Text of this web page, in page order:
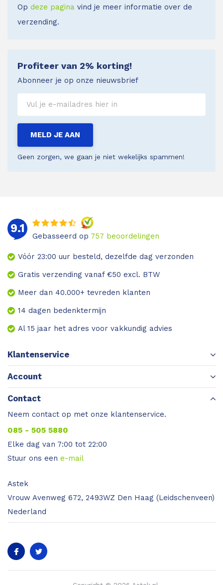
Op deze pagina vind je meer informatie over de
verzending.
Profiteer van 2% korting!
Abonneer je op onze nieuwsbrief
Geen zorgen, we gaan je niet wekelijks spammen!
MELD JE AAN
9.1
Gebasseerd op 757 beoordelingen
Vóór 23:00 uur besteld, dezelfde dag verzonden
Gratis verzending vanaf €50 excl. BTW
Meer dan 40.000+ tevreden klanten
14 dagen bedenktermijn
Al 15 jaar het adres voor vakkundig advies
Klantenservice
Account
Contact
Neem contact op met onze klantenservice.
085 - 505 5880
Elke dag van 7:00 tot 22:00
Stuur ons een e-mail
Astek
Vrouw Avenweg 672, 2493WZ Den Haag (Leidschenveen)
Nederland